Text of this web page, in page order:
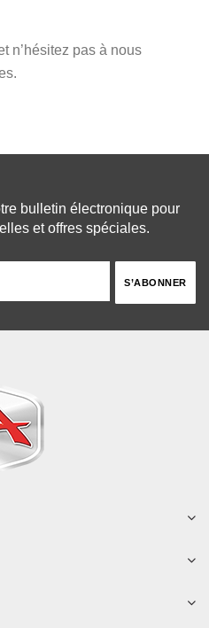
n’hésitez pas à nous
bulletin électronique pour
et offres spéciales.